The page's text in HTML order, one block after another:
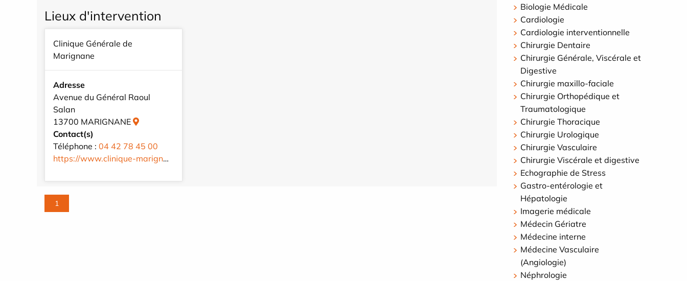
Lieux d'intervention
Clinique Générale de
Marignane
Adresse
Avenue du Général Raoul
Salan
13700 MARIGNANE
Contact(s)
Téléphone : 04 42 78 45 00
https://www.clinique-marignane.com/fr/
1
Biologie Médicale
Cardiologie
Cardiologie interventionnelle
Chirurgie Dentaire
Chirurgie Générale, Viscérale et
Digestive
Chirurgie maxillo-faciale
Chirurgie Orthopédique et
Traumatologique
Chirurgie Thoracique
Chirurgie Urologique
Chirurgie Vasculaire
Chirurgie Viscérale et digestive
Echographie de Stress
Gastro-entérologie et
Hépatologie
Imagerie médicale
Médecin Gériatre
Médecine interne
Médecine Vasculaire
(Angiologie)
Néphrologie